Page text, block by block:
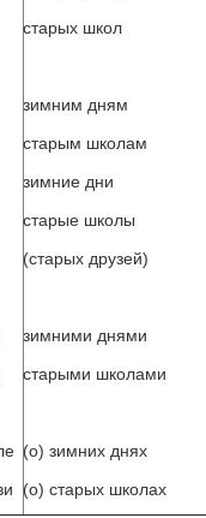
старых школ
зимним дням
старым школам
зимние дни
старые школы
(старых друзей)
зимними днями
старыми школами
(о) зимних днях
(о) старых школах